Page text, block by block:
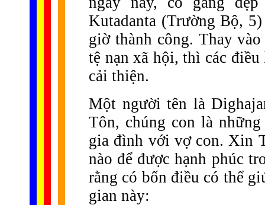
Kutadanta (Trường Bộ,
giờ thành công. Thay
tệ nạn xã hội, thì các
cải thiện.
Một người tên là
Tôn, chúng con là
gia đình với vợ con. Xin
nào để được hạnh phúc
rằng có bốn điều có thể
gian này: